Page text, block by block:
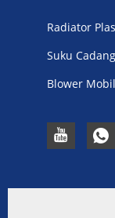
Radiator
Suku
Blower Mobil